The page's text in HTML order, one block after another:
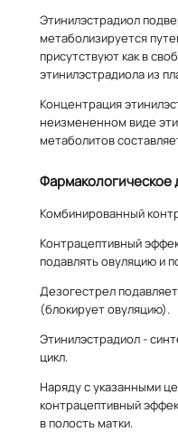
Этинилэстрадиол
метаболизируется
присутствуют как в
этинилэстрадиола из
Концентрация
неизмененном виде
метаболитов
Фармакологическое
Комбинированный
Контрацептивный
подавлять овуляцию и
Дезогестрел
(блокирует овуляцию).
Этинилэстрадиол -
цикл.
Наряду с указанными
контрацептивный
в полость матки.